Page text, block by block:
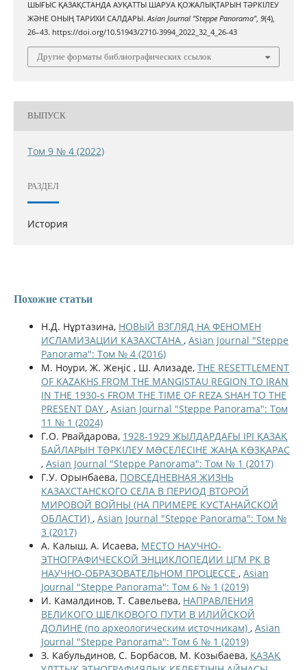
ШЫҒЫС ҚАЗАҚСТАНДА АУҚАТТЫ ШАРУА ҚОЖАЛЫҚТАРЫН ТӘРКІЛЕУ
ЖӘНЕ ОНЫҢ ТАРИХИ САЛДАРЫ.Asian Journal "Steppe Panorama", 9(4),
26–43. https://doi.org/10.51943/2710-3994_2022_32_4_26-43
Другие форматы библиографических ссылок
ВЫПУСК
Том 9 № 4 (2022)
РАЗДЕЛ
История
Похожие статьи
Н.Д. Нұртазина, НОВЫЙ ВЗГЛЯД НА ФЕНОМЕН
ИСЛАМИЗАЦИИ КАЗАХСТАНА , Asian Journal "Steppe
Panorama": Том № 4 (2016)
M. Ноури, Ж. Жеңіс , Ш. Ализаде, THE RESETTLEMENT
OF KAZAKHS FROM THE MANGISTAU REGION TO IRAN
IN THE 1930-s FROM THE TIME OF REZA SHAH TO THE
PRESENT DAY , Asian Journal "Steppe Panorama": Том
11 № 1 (2024)
Г.О. Рвайдарова, 1928-1929 ЖЫЛДАРДАҒЫ ІРІ ҚАЗАҚ
БАЙЛАРЫН ТƏРКІЛЕУ МƏСЕЛЕСІНЕ ЖАҢА КӨЗҚАРАС
, Asian Journal "Steppe Panorama": Том № 1 (2017)
Г.У. Орынбаева, ПОВСЕДНЕВНАЯ ЖИЗНЬ
КАЗАХСТАНСКОГО СЕЛА В ПЕРИОД ВТОРОЙ
МИРОВОЙ ВОЙНЫ (НА ПРИМЕРЕ КУСТАНАЙСКОЙ
ОБЛАСТИ) , Asian Journal "Steppe Panorama": Том №
3 (2017)
А. Калыш, А. Исаева, МЕСТО НАУЧНО-
ЭТНОГРАФИЧЕСКОЙ ЭНЦИКЛОПЕДИИ ЦГМ РК В
НАУЧНО-ОБРАЗОВАТЕЛЬНОМ ПРОЦЕССЕ , Asian
Journal "Steppe Panorama": Том 6 № 1 (2019)
И. Камалдинов, Т. Савельева, НАПРАВЛЕНИЯ
ВЕЛИКОГО ШЕЛКОВОГО ПУТИ В ИЛИЙСКОЙ
ДОЛИНЕ (по археологическим источникам) , Asian
Journal "Steppe Panorama": Том 6 № 1 (2019)
З. Кабульдинов, С. Борбасов, М. Козыбаева, ҚАЗАҚ